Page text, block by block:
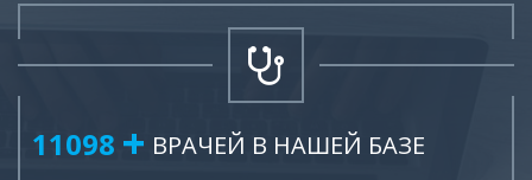
13843 ВРАЧЕЙ В НАШЕЙ БАЗЕ